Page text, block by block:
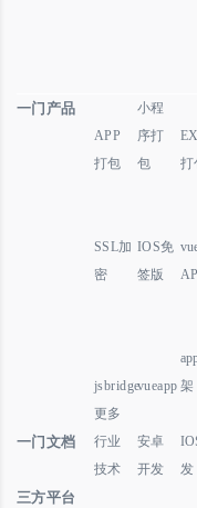
一门产品
APP
打包
小程
序打
包
打
SSL加
密
IOS免
签版
jsbridgevueapp 架
更多
一门文档
行业
技术
安卓
开发
发
三方平台